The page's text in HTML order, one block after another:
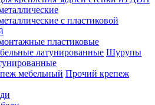
с пластиковой
пластиковые
Шурупы
Прочий крепеж